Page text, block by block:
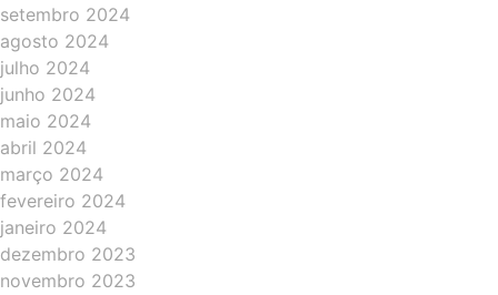
setembro 2024
agosto 2024
julho 2024
junho 2024
maio 2024
abril 2024
março 2024
fevereiro 2024
janeiro 2024
dezembro 2023
novembro 2023